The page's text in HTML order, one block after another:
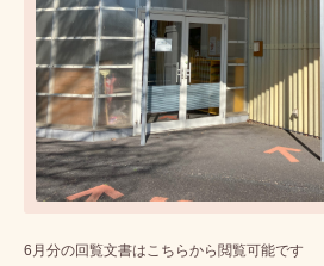
6月分の回覧文書はこちらから閲覧可能です